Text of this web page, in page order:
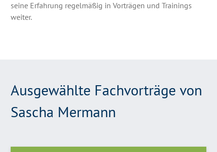
seine Erfahrung regelmäßig in Vorträgen und Trainings
weiter.
Ausgewählte Fachvorträge von
Sascha Mermann